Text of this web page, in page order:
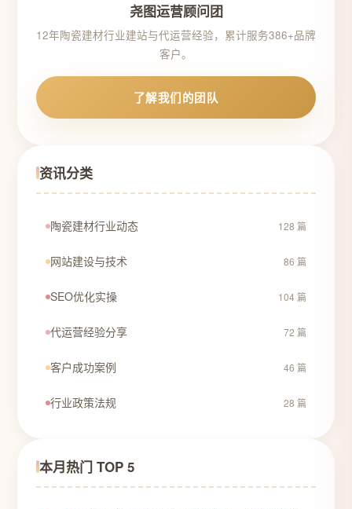
尧图运营顾问团
12年陶瓷建材行业建站与代运营经验，累计服务386+品牌
客户。
了解我们的团队
资讯分类
陶瓷建材行业动态 128 篇
网站建设与技术 86 篇
SEO优化实操 104 篇
代运营经验分享 72 篇
客户成功案例 46 篇
行业政策法规 28 篇
本月热门 TOP 5